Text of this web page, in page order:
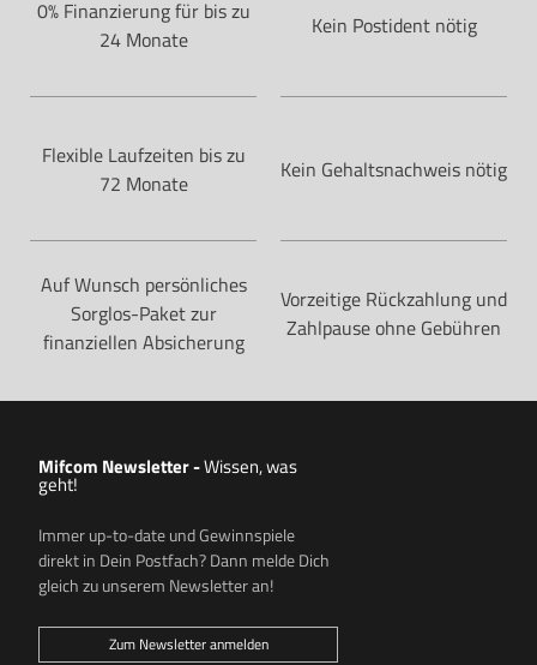
0% Finanzierung für bis zu
24 Monate
Flexible Laufzeiten bis zu
72 Monate
Auf Wunsch persönliches
Sorglos-Paket zur
finanziellen Absicherung
Kein Postident nötig
Kein Gehaltsnachweis nötig
Vorzeitige Rückzahlung und
Zahlpause ohne Gebühren
Mifcom Newsletter-Wissen, was
geht!
Immer up-to-date und Gewinnspiele
direkt in Dein Postfach? Dann melde Dich
gleich zu unserem Newsletter an!
Zum Newsletter anmelden